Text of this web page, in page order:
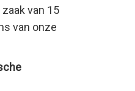
van 15
van onze